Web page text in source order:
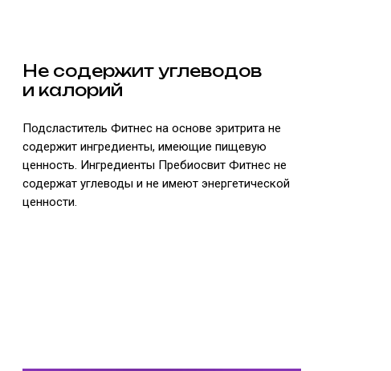
Не содержит углеводов
и калорий
Подсластитель Фитнес на основе эритрита не
содержит ингредиенты, имеющие пищевую
ценность. Ингредиенты Пребиосвит Фитнес не
содержат углеводы и не имеют энергетической
ценности.